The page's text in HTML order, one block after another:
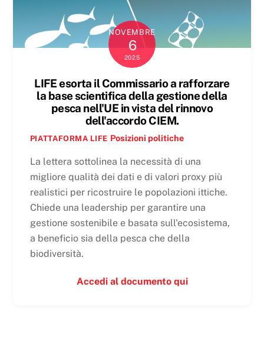
NOVEMBRE
6
2025
LIFE esorta il Commissario a rafforzare
la base scientifica della gestione della
pesca nell'UE in vista del rinnovo
dell'accordo CIEM.
PIATTAFORMA LIFE Posizioni politiche
La lettera sottolinea la necessità di una
migliore qualità dei dati e di valori proxy più
realistici per ricostruire le popolazioni ittiche.
Chiede una leadership per garantire una
gestione sostenibile e basata sull'ecosistema,
a beneficio sia della pesca che della
biodiversità.
Accedi al documento qui